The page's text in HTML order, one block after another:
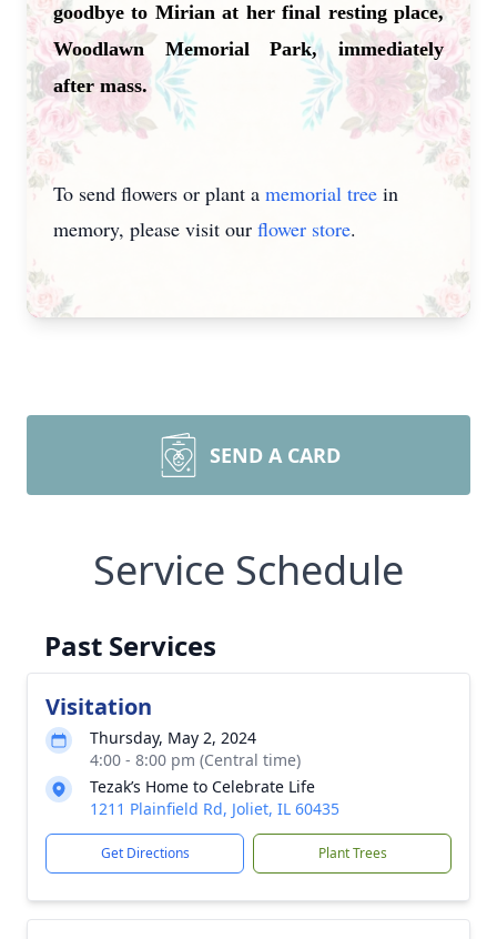
goodbye to Mirian at her final resting place,
Woodlawn Memorial Park, immediately
after mass.
To send flowers or plant a memorial tree in
memory, please visit our flower store.
SEND A CARD
Service Schedule
Past Services
Visitation
Thursday, May 2, 2024
4:00 - 8:00 pm (Central time)
Tezak’s Home to Celebrate Life
1211 Plainfield Rd, Joliet, IL 60435
Get Directions Plant Trees